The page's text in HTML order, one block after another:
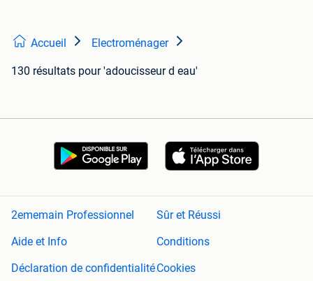
Accueil Electroménager
130 résultats pour 'adoucisseur d eau'
2ememain Professionnel
Sûr et Réussi
Aide et Info
Conditions
Déclaration de confidentialitéCookies